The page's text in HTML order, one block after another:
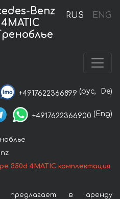
RUS ENG
Benz
+4917622366899 (рус, De)
+4917622366900 (Eng)
350d 4MATIC комплектация
предлагает в аренду